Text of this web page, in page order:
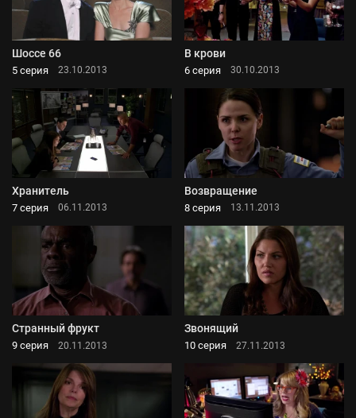
Шоссе 66
5 серия 23.10.2013
В крови
6 серия 30.10.2013
Хранитель
7 серия 06.11.2013
Возвращение
8 серия 13.11.2013
Странный фрукт
9 серия 20.11.2013
Звонящий
10 серия 27.11.2013